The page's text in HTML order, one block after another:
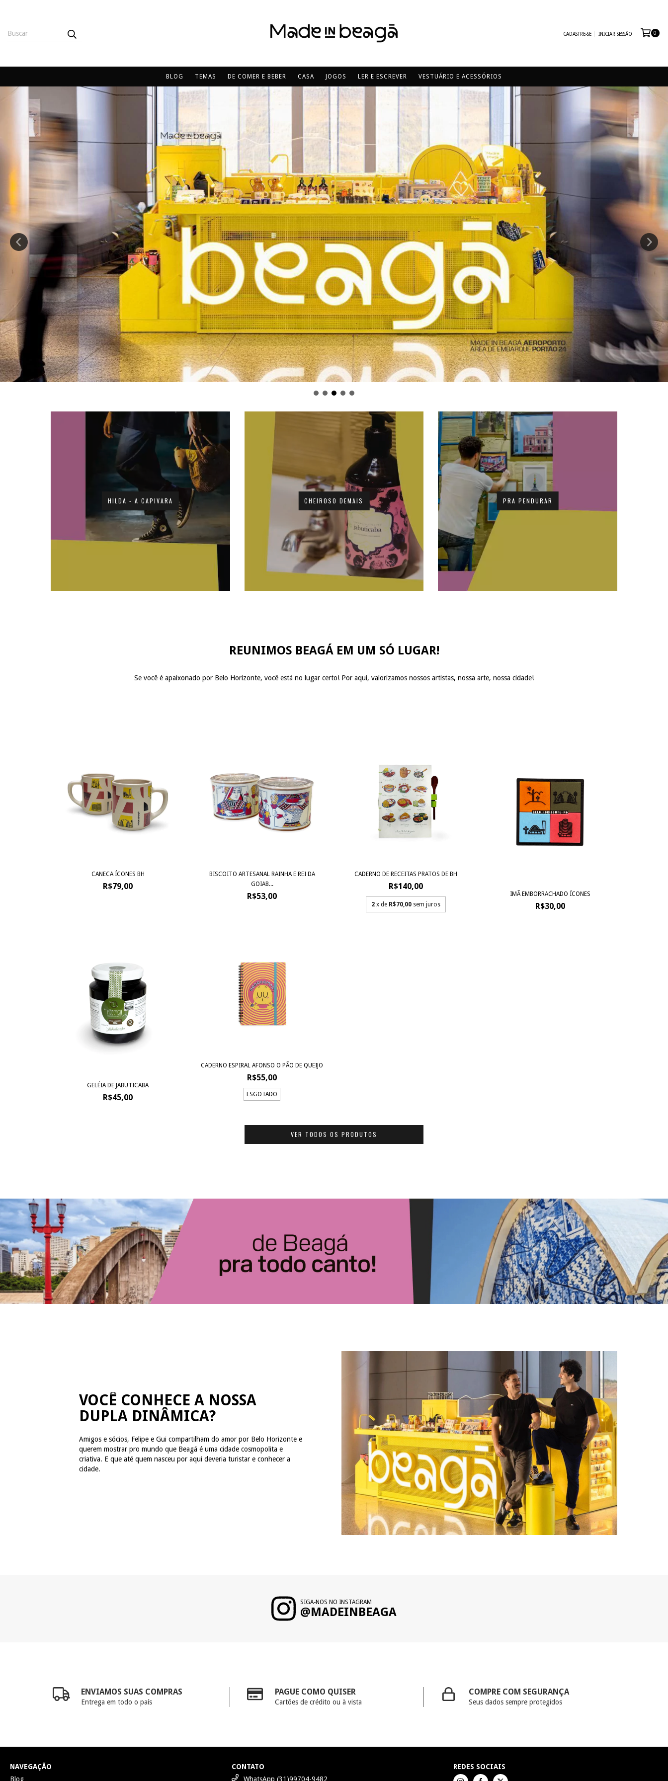
CADASTRE-SE INICIAR SESSÃO 0
BLOG TEMAS DE COMER E BEBER CASA JOGOS LER E ESCREVER VESTUÁRIO E ACESSÓRIOS
HILDA - A CAPIVARA CHEIROSO DEMAIS PRA PENDURAR
REUNIMOS BEAGÁ EM UM SÓ LUGAR!
Se você é apaixonado por Belo Horizonte, você está no lugar certo! Por aqui, valorizamos nossos artistas, nossa arte, nossa cidade!
CANECA ÍCONES BH
R$79,00
BISCOITO ARTESANAL RAINHA E REI DA
GOIAB...
R$53,00
CADERNO DE RECEITAS PRATOS DE BH
R$140,00
2 x de R$70,00 sem juros
IMÃ EMBORRACHADO ÍCONES
R$30,00
GELÉIA DE JABUTICABA
R$45,00
CADERNO ESPIRAL AFONSO O PÃO DE QUEIJO
R$55,00
ESGOTADO
VER TODOS OS PRODUTOS
VOCÊ CONHECE A NOSSA
DUPLA DINÂMICA?
Amigos e sócios, Felipe e Gui compartilham do amor por Belo Horizonte e
querem mostrar pro mundo que Beagá é uma cidade cosmopolita e
criativa. E que até quem nasceu por aqui deveria turistar e conhecer a
cidade.
SIGA-NOS NO INSTAGRAM
@MADEINBEAGA
ENVIAMOS SUAS COMPRAS
Entrega em todo o país
PAGUE COMO QUISER
Cartões de crédito ou à vista
COMPRE COM SEGURANÇA
Seus dados sempre protegidos
NAVEGAÇÃO
Blog
CONTATO
WhatsApp (31)99704-9482
REDES SOCIAIS